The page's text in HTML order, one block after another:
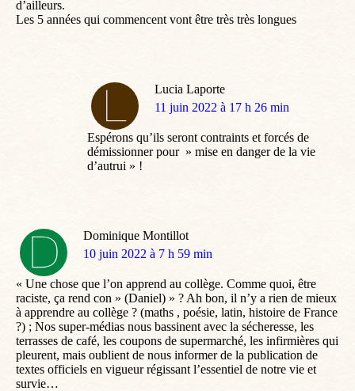
d’ailleurs.
Les 5 années qui commencent vont être très très longues
Lucia Laporte
dit
11 juin 2022 à 17 h 26 min
Espérons qu’ils seront contraints et forcés de
démissionner pour » mise en danger de la vie
d’autrui » !
Dominique Montillot
dit
10 juin 2022 à 7 h 59 min
« Une chose que l’on apprend au collège. Comme quoi, être
raciste, ça rend con » (Daniel) » ? Ah bon, il n’y a rien de mieux
à apprendre au collège ? (maths , poésie, latin, histoire de France
?) ; Nos super-médias nous bassinent avec la sécheresse, les
terrasses de café, les coupons de supermarché, les infirmières qui
pleurent, mais oublient de nous informer de la publication de
textes officiels en vigueur régissant l’essentiel de notre vie et
survie…